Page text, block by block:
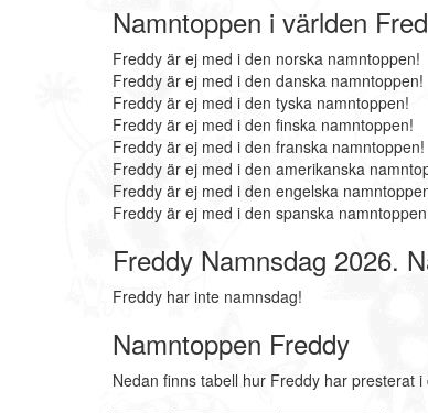
Namntoppen i världen
Freddy är ej med i den norska namntoppen!
Freddy är ej med i den danska namntoppen!
Freddy är ej med i den tyska namntoppen!
Freddy är ej med i den finska namntoppen!
Freddy är ej med i den franska namntoppen!
Freddy är ej med i den amerikanska
Freddy är ej med i den engelska
Freddy är ej med i den spanska
Freddy Namnsdag 2026.
Freddy har inte namnsdag!
Namntoppen Freddy
Nedan finns tabell hur Freddy har presterat